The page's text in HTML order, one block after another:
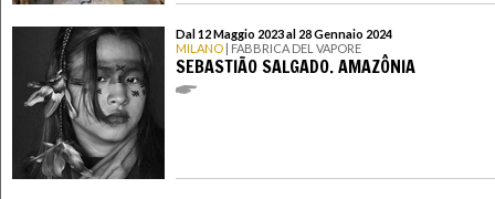
Dal 12 Maggio 2023 al 28 Gennaio 2024
MILANO | FABBRICA DEL VAPORE
SEBASTIÃO SALGADO. AMAZÔNIA